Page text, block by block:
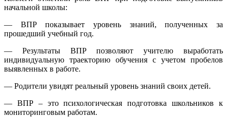
начальной школы:
— ВПР показывает уровень знаний, полученных за
прошедший учебный год.
— Результаты ВПР позволяют учителю выработать
индивидуальную траекторию обучения с учетом пробелов
выявленных в работе.
— Родители увидят реальный уровень знаний своих детей.
— ВПР – это психологическая подготовка школьников к
мониторинговым работам.